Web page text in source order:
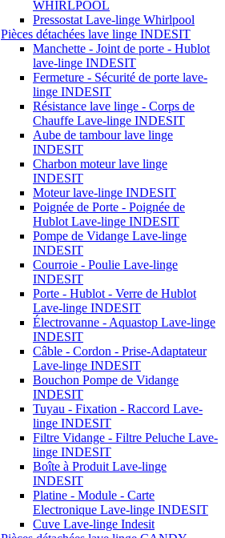
WHIRLPOOL
Pressostat Lave-linge Whirlpool
Pièces détachées lave linge INDESIT
Manchette - Joint de porte - Hublot
lave-linge INDESIT
Fermeture - Sécurité de porte lave-
linge INDESIT
Résistance lave linge - Corps de
Chauffe Lave-linge INDESIT
Aube de tambour lave linge
INDESIT
Charbon moteur lave linge
INDESIT
Moteur lave-linge INDESIT
Poignée de Porte - Poignée de
Hublot Lave-linge INDESIT
Pompe de Vidange Lave-linge
INDESIT
Courroie - Poulie Lave-linge
INDESIT
Porte - Hublot - Verre de Hublot
Lave-linge INDESIT
Électrovanne - Aquastop Lave-linge
INDESIT
Câble - Cordon - Prise-Adaptateur
Lave-linge INDESIT
Bouchon Pompe de Vidange
INDESIT
Tuyau - Fixation - Raccord Lave-
linge INDESIT
Filtre Vidange - Filtre Peluche Lave-
linge INDESIT
Boîte à Produit Lave-linge
INDESIT
Platine - Module - Carte
Electronique Lave-linge INDESIT
Cuve Lave-linge Indesit